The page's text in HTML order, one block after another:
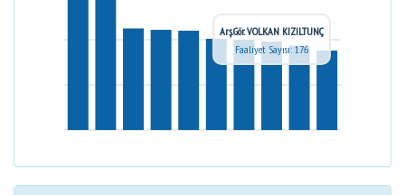
Arş.Gör. VOLKAN KIZILTUNÇ
Faaliyet Sayısı: 176